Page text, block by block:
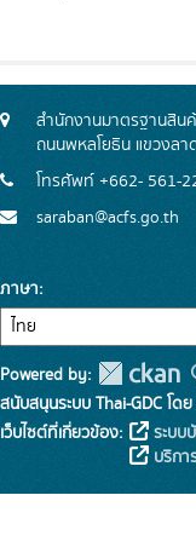
สำนักงานมาตรฐานสิน
ถนนพหลโยธิน แขวงล
โทรศัพท์ +662- 561-
saraban@acfs.go.th
ภาษา
Powered by:
สนับสนุนระบบ Thai-GDC โ
เว็บไซต์ที่เกี่ยวข้อง:
ระบ
บริก